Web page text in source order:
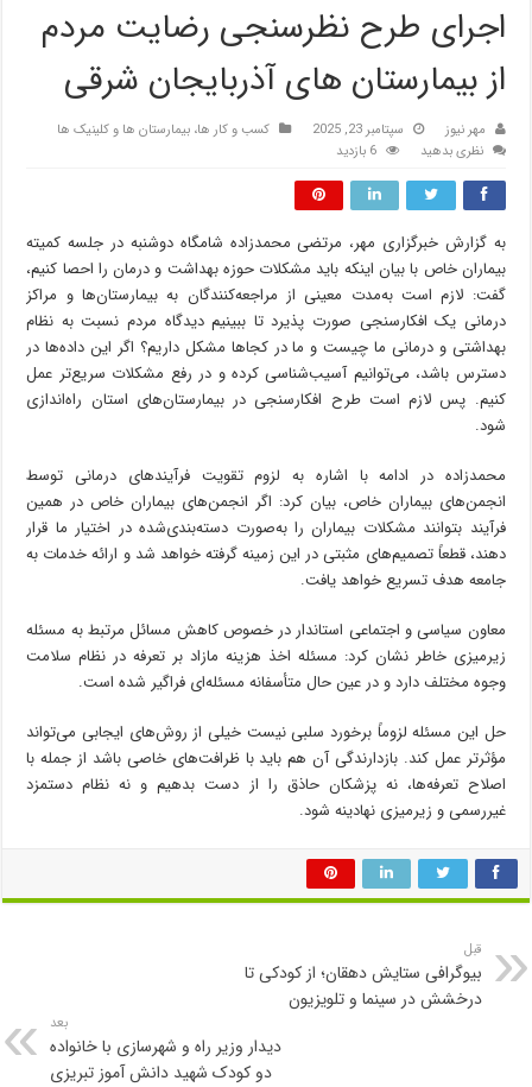
اجرای طرح نظرسنجی رضایت مردم
از بیمارستان های آذربایجان شرقی
مهر نیوز سپتامبر 23, 2025
کسب و کار ها، بیمارستان ها و کلینیک ها
نظری بدهید
6 بازدید
به گزارش خبرگزاری مهر، مرتضی محمدزاده شامگاه دوشنبه در جلسه کمیته
بیماران خاص با بیان اینکه باید مشکلات حوزه بهداشت و درمان را احصا کنیم،
گفت: لازم است به‌مدت معینی از مراجعه‌کنندگان به بیمارستان‌ها و مراکز
درمانی یک افکارسنجی صورت پذیرد تا ببینیم دیدگاه مردم نسبت به نظام
بهداشتی و درمانی ما چیست و ما در کجاها مشکل داریم؟ اگر این داده‌ها در
دسترس باشد، می‌توانیم آسیب‌شناسی کرده و در رفع مشکلات سریع‌تر عمل
کنیم. پس لازم است طرح افکارسنجی در بیمارستان‌های استان راه‌اندازی
شود.
محمدزاده در ادامه با اشاره به لزوم تقویت فرآیندهای درمانی توسط
انجمن‌های بیماران خاص، بیان کرد: اگر انجمن‌های بیماران خاص در همین
فرآیند بتوانند مشکلات بیماران را به‌صورت دسته‌بندی‌شده در اختیار ما قرار
دهند، قطعاً تصمیم‌های مثبتی در این زمینه گرفته خواهد شد و ارائه خدمات به
جامعه هدف تسریع خواهد یافت.
معاون سیاسی و اجتماعی استاندار در خصوص کاهش مسائل مرتبط به مسئله
زیرمیزی خاطر نشان کرد: مسئله اخذ هزینه مازاد بر تعرفه در نظام سلامت
وجوه مختلف دارد و در عین حال متأسفانه مسئله‌ای فراگیر شده است.
حل این مسئله لزوماً برخورد سلبی نیست خیلی از روش‌های ایجابی می‌تواند
مؤثرتر عمل کند. بازدارندگی آن هم باید با ظرافت‌های خاصی باشد از جمله با
اصلاح تعرفه‌ها، نه پزشکانحاذق را از دست بدهیم و نه نظام دستمزد
غیررسمی و زیرمیزی نهادینه شود.
قبل
بیوگرافی ستایش دهقان؛ از کودکی تا
درخشش در سینما و تلویزیون
بعد
دیدار وزیر راه و شهرسازی با خانواده
دو کودک شهید دانش آموز تبریزی